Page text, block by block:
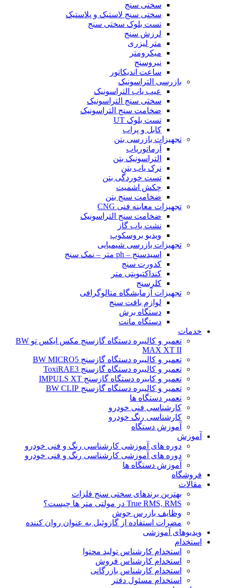
سختی سنج
سختی سنج لاستیک و پلاستیک
تست بلوک سختی سنج
لرزش سنج
متر لیزری
میکرومتر
نیروسنج
ساعت اندیکاتور
بازرسی التراسونیک
عیب یاب التراسونیک
سختی سنج التراسونیک
ضخامت سنج التراسونیک
تست بلوک UT
کابل و پراب
تجهیزات بازرسی بتن
آرماتوریاب
التراسونیک بتن
ترک یاب بتن
تست خوردگی بتن
چکش اشمیت
ضخامت سنج بتن
تجهیزات معاینه فنی CNG
ضخامت سنج التراسونیک
نشت یاب گاز
ویدیو بروسکوپ
تجهیزات بازرسی شیمیایی
اسیدسنج – ph متر – نمک سنج
کدورت سنج
کنداکتیویتی متر
کلرسنج
تجهیزات آزمایشگاه متالوگرافی
لوازم بافت سنج
دستگاه برش
دستگاه مانت
خدمات
تعمیر و کالیبره دستگاه گازسنج مکس ایکس تو BW
MAX XT II
تعمیر و کالیبره دستگاه گازسنج BW MICRO5
تعمیر و کالیبره دستگاه گازسنج ToxiRAE3
تعمیر و کایبره دستگاه گازسنج IMPULS XT
تعمیر و کالیبره دستگاه گازسنج BW CLIP
تعمیر دستگاه ها
کارشناسی فنی خودرو
کارشناسی رنگ خودرو
آموزش دستگاه
آموزش
دوره های آموزشی کارشناسی رنگ و فنی خودرو
دوره های آموزشی کارشناسی رنگ و فنی خودرو
آموزش دستگاه ها
فروشگاه
مقالات
بهترین برندهای سختی سنج فلزات
True RMS, RMS در مولتی متر ها چیست؟
وظایف بازرس جوش
مضرات استفاده از گازوئیل به عنوان روان کننده
ویدیوهای آموزشی
استخدام
استخدام کارشناس تولید محتوا
استخدام کارشناس فروش
استخدام کارشناس بازرگانی
استخدام مسئول دفتر